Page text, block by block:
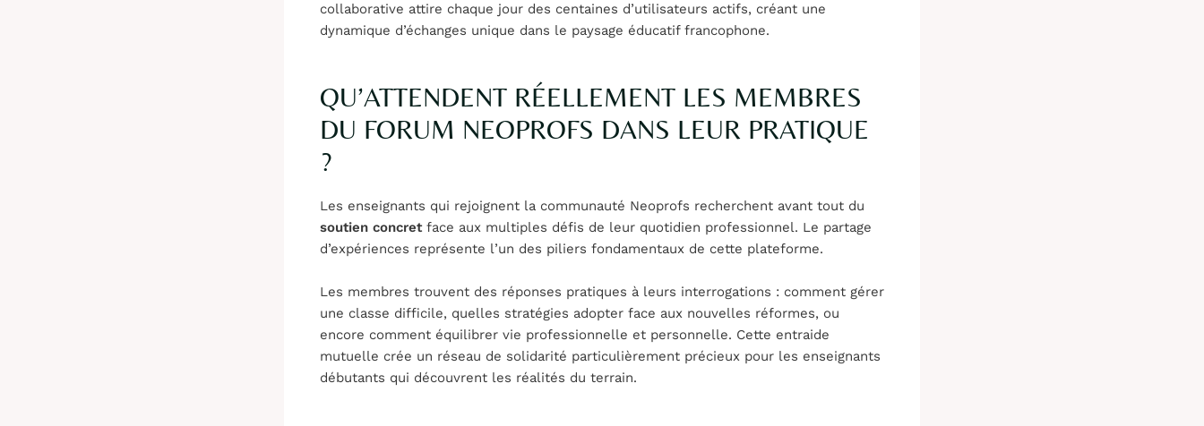
collaborative attire chaque jour des centaines d’utilisateurs actifs, créant une
dynamique d’échanges unique dans le paysage éducatif francophone.
QU’ATTENDENT RÉELLEMENT LES MEMBRES
DU FORUM NEOPROFS DANS LEUR PRATIQUE
?
Les enseignants qui rejoignent la communauté Neoprofs recherchent avant tout du
soutien concretface aux multiples défis de leur quotidien professionnel. Le partage
d’expériences représente l’un des piliers fondamentaux de cette plateforme.
Les membres trouvent des réponses pratiques à leurs interrogations : comment gérer
une classe difficile, quelles stratégies adopter face aux nouvelles réformes, ou
encore comment équilibrer vie professionnelle et personnelle. Cette entraide
mutuelle crée un réseau de solidarité particulièrement précieux pour les enseignants
débutants qui découvrent les réalités du terrain.